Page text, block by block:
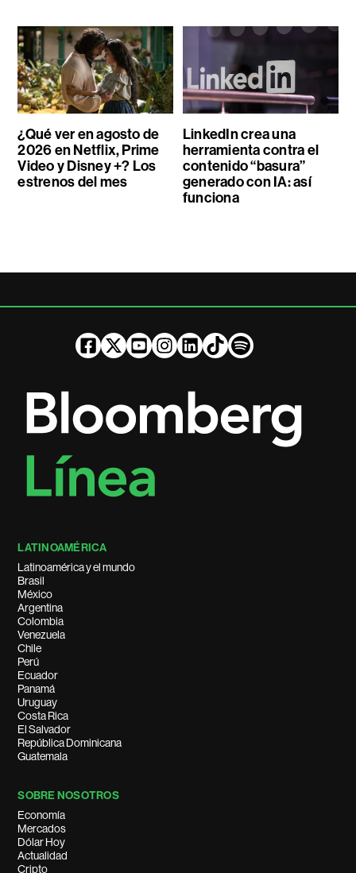
¿Qué ver en agosto de
2026 en Netflix, Prime
Video y Disney +? Los
estrenos del mes
LinkedIn crea una
herramienta contra el
contenido “basura”
generado con IA: así
funciona
LATINOAMÉRICA
Latinoamérica y el mundo
Brasil
México
Argentina
Colombia
Venezuela
Chile
Perú
Ecuador
Panamá
Uruguay
Costa Rica
El Salvador
República Dominicana
Guatemala
SOBRE NOSOTROS
Economía
Mercados
Dólar Hoy
Actualidad
Cripto